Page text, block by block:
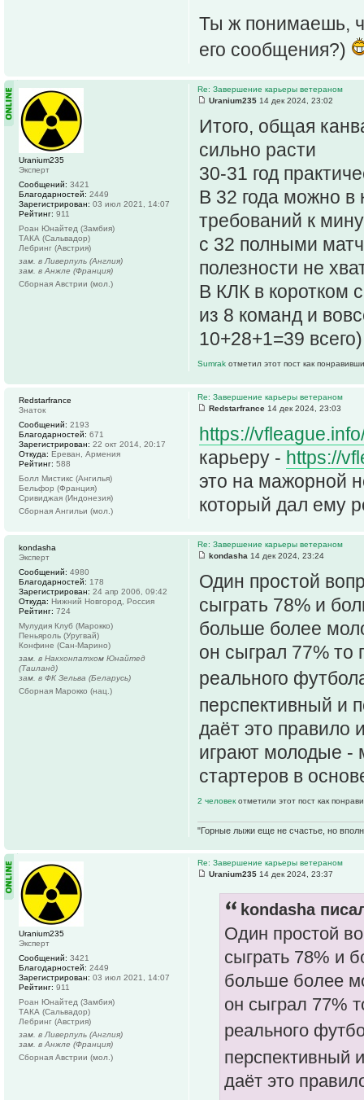
Ты ж понимаешь,
его сообщения?)
Re: Завершение карьеры ветераном
Uranium235 14 дек 2024, 23:02
Итого, общая
сильно расти
30-31 год
В 32 года можно в
требований к
с 32 полными
полезности не
В КЛК в коротком
из 8 команд и
10+28+1=39 всего)
Sumrak отметил этот пост как
Uranium235
Эксперт
Сообщений: 3421
Благодарностей: 2449
Зарегистрирован: 03 июл 2021, 14:07
Рейтинг: 911
Роан Юнайтед (Замбия)
ТАКА (Сальвадор)
Лебринг (Австрия)
зам. в Ливерпуль (Англия)
зам. в Анжле (Франция)
Сборная Австрии (мол.)
Re: Завершение карьеры ветераном
Redstarfrance 14 дек 2024, 23:03
https://
карьеру - https://
это на мажорной
который дал ему
Redstarfrance
Знаток
Сообщений: 2193
Благодарностей: 671
Зарегистрирован: 22 окт 2014, 20:17
Откуда: Ереван, Армения
Рейтинг: 588
Болл Мистикс (Ангилья)
Бельфор (Франция)
Сривиджая (Индонезия)
Сборная Ангильи (мол.)
Re: Завершение карьеры ветераном
kondasha 14 дек 2024, 23:24
Один простой
сыграть 78% и
больше более
он сыграл 77% то
реального
перспективный и
даёт это правило
играют молодые -
стартеров в
2 человек отметили этот пост как
"Горные лыжи еще не счастье, но
kondasha
Эксперт
Сообщений: 4980
Благодарностей: 178
Зарегистрирован: 24 апр 2006, 09:42
Откуда: Нижний Новгород, Россия
Рейтинг: 724
Мулудия Клуб (Марокко)
Пеньяроль (Уругвай)
Конфине (Сан-Марино)
зам. в Накхонпатхом Юнайтед
(Таиланд)
зам. в ФК Зельва (Беларусь)
Сборная Марокко (нац.)
Re: Завершение карьеры ветераном
Uranium235 14 дек 2024, 23:37
kondasha
Один простой
сыграть 78% и
больше более
он сыграл 77%
реального
перспективный
даёт это
Uranium235
Эксперт
Сообщений: 3421
Благодарностей: 2449
Зарегистрирован: 03 июл 2021, 14:07
Рейтинг: 911
Роан Юнайтед (Замбия)
ТАКА (Сальвадор)
Лебринг (Австрия)
зам. в Ливерпуль (Англия)
зам. в Анжле (Франция)
Сборная Австрии (мол.)